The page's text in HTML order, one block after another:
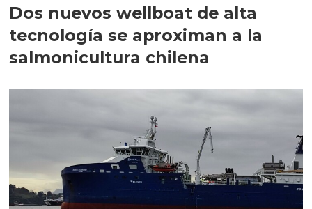
Dos nuevos wellboat de alta
tecnología se aproximan a la
salmonicultura chilena